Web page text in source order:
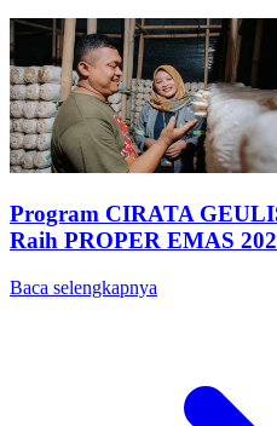
Program CIRATA
Raih PROPER EMAS
Baca selengkapnya